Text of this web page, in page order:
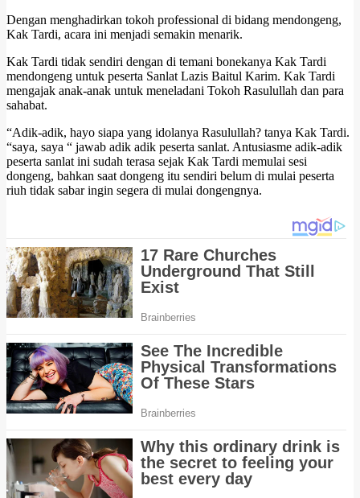
Dengan menghadirkan tokoh professional di bidang mendongeng,
Kak Tardi, acara ini menjadi semakin menarik.
Kak Tardi tidak sendiri dengan di temani bonekanya Kak Tardi
mendongeng untuk peserta Sanlat Lazis Baitul Karim. Kak Tardi
mengajak anak-anak untuk meneladani Tokoh Rasulullah dan para
sahabat.
“Adik-adik, hayo siapa yang idolanya Rasulullah? tanya Kak Tardi.
“saya, saya “ jawab adik adik peserta sanlat. Antusiasme adik-adik
peserta sanlat ini sudah terasa sejak Kak Tardi memulai sesi
dongeng, bahkan saat dongeng itu sendiri belum di mulai peserta
riuh tidak sabar ingin segera di mulai dongengnya.